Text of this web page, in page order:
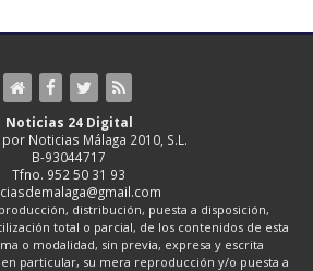
Noticias 24 Digital
Noticias Málaga 2010, S.L.
B-93044717
Tfno. 952 50 31 93
distribución, puesta a disposición,
total o parcial, de los contenidos de esta
o modalidad, sin previa, expresa y escrita
particular, su mera reproducción y/o puesta a